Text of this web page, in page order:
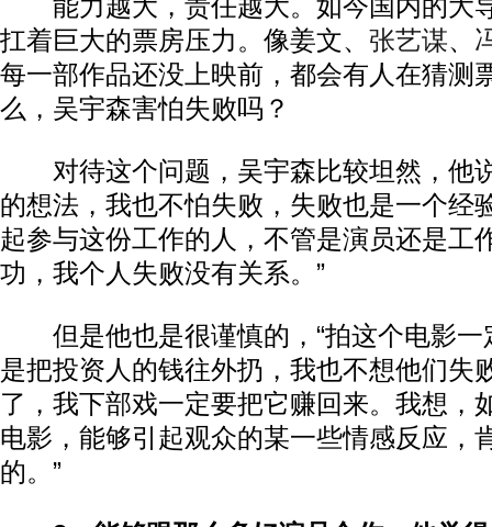
能力越大，责任越大。如今国内的大
扛着巨大的票房压力。像姜文、 张艺谋、
每一部作品还没上映前，都会有人在猜测
么，吴宇森害怕失败吗？
对待这个问题，吴宇森比较坦然，他
的想法，我也不怕失败，失败也是一个经
起参与这份工作的人，不管是演员还是工
功，我个人失败没有关系。”
但是他也是很谨慎的，“拍这个电影一
是把投资人的钱往外扔，我也不想他们失
了，我下部戏一定要把它赚回来。我想，
电影，能够引起观众的某一些情感反应，
的。”